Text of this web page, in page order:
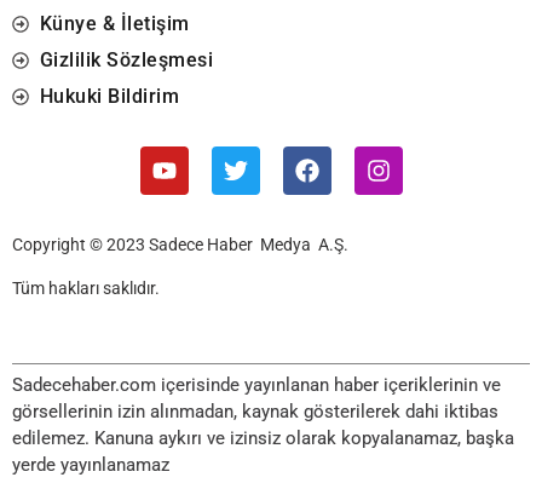
Künye & İletişim
Gizlilik Sözleşmesi
Hukuki Bildirim
Copyright © 2023 Sadece Haber Medya A.Ş.
Tüm hakları saklıdır.
Sadecehaber.com içerisinde yayınlanan haber içeriklerinin ve
görsellerinin izin alınmadan, kaynak gösterilerek dahi iktibas
edilemez. Kanuna aykırı ve izinsiz olarak kopyalanamaz, başka
yerde yayınlanamaz